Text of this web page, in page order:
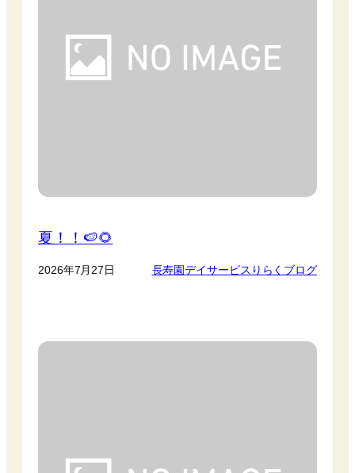
夏！！🍉🌻
2026年7月27日 長寿園デイサービスりらくブログ